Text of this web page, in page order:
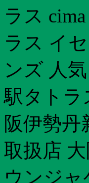
ラス
ラス イ
ンズ 人
駅タトラ
阪伊勢
取扱店
ウンジ